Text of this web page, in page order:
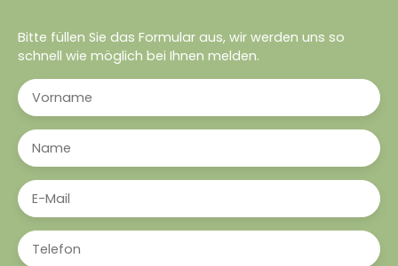
Bitte füllen Sie das Formular aus, wir werden uns so
schnell wie möglich bei Ihnen melden.
Vorname
Name
E-Mail
Telefon